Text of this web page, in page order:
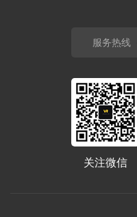
服务热线
关注微信